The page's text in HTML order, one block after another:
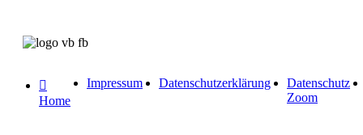
Home
Impressum Datenschutzerklärung
Datenschutz
Zoom